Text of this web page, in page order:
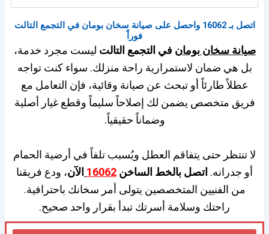
اتصل بـ 16062 واحصل على صيانة سخان بومان في التجمع التالت
فوراً
صيانة سخان بومان في التجمع التالت ليست مجرد خدمة،
بل هي ضمان لاستمرارية راحة منزلك. سواء كنت تواجه
عطلاً طارئاً أو تبحث عن صيانة وقائية، فإن التعامل مع
فريق متخصص يضمن لك إصلاحاً سليماً وقطع غيار أصلية
وضماناً حقيقياً.
لا تنتظر حتى يتفاقم العطل ويُسبب تلفاً في أرضية الحمام
أو جدرانه. اتصل بالخط الساخن 16062 الآن، ودع فريقنا
من الفنيين المتخصصين يتولى أمر سخانك باحترافية.
راحتك وسلامة أسرتك تبدأ بقرار واحد صحيح.